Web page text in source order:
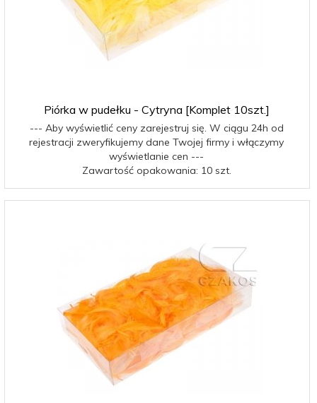
Piórka w pudełku - Cytryna [Komplet 10szt.]
--- Aby wyświetlić ceny zarejestruj się. W ciągu 24h od
rejestracji zweryfikujemy dane Twojej firmy i włączymy
wyświetlanie cen ---
Zawartość opakowania: 10 szt.